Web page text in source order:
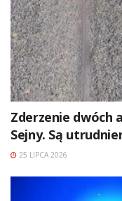
Zderzenie dwóch
Sejny. Są
25 LIPCA 2026